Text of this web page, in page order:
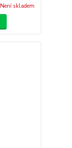
Není skladem